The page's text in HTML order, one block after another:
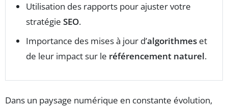
Utilisation des rapports pour ajuster votre
stratégie SEO.
Importance des mises à jour d’algorithmes et
de leur impact sur le référencement naturel.
Dans un paysage numérique en constante évolution,